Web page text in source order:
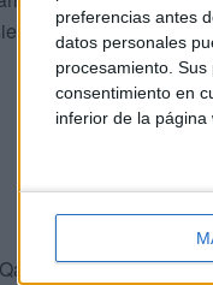
preferencias antes
datos personales
procesamiento.
consentimiento en
inferior de la página
la voluntad
Boutchich,